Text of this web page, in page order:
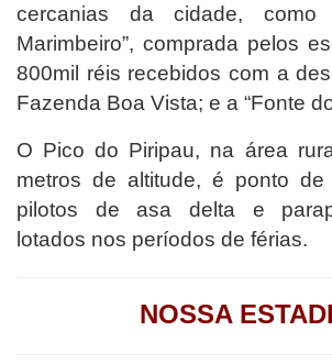
cercanias da cidade,
Marimbeiro”, comprada pelos
800mil réis recebidos com a
Fazenda Boa Vista; e a “Fonte
O Pico do Piripau, na área
metros de altitude, é ponto de
pilotos de asa delta e
lotados nos períodos de férias.
NOSSA